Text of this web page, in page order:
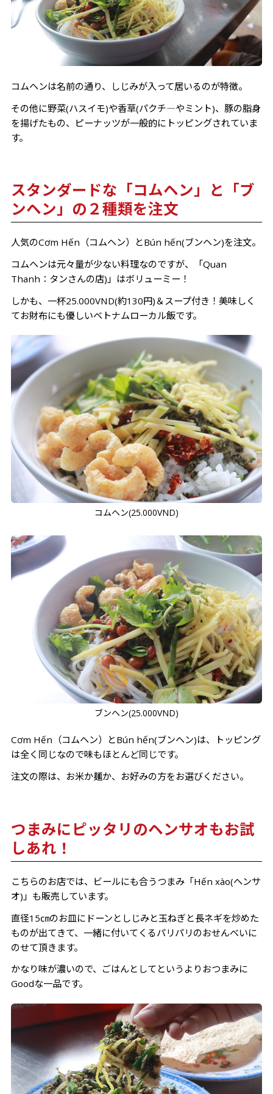
コムヘンは名前の通り、しじみが入って居いるのが特徴。
その他に野菜(ハスイモ)や香草(パクチ―やミント)、豚の脂身
を揚げたもの、ピーナッツが一般的にトッピングされていま
す。
スタンダードな「コムヘン」と「ブ
ンヘン」の２種類を注文
人気のCơm Hến （コムヘン）とBún hến(ブンヘン)を注文。
コムヘンは元々量が少ない料理なのですが、「Quan
Thanh：タンさんの店)」はボリューミー！
しかも、一杯25.000VND(約130円)＆スープ付き！美味しく
てお財布にも優しいベトナムローカル飯です。
コムヘン(25.000VND)
ブンヘン(25.000VND)
Cơm Hến （コムヘン）とBún hến(ブンヘン)は、トッピング
は全く同じなので味もほとんど同じです。
注文の際は、お米か麺か、お好みの方をお選びください。
つまみにピッタリのヘンサオもお試
しあれ！
こちらのお店では、ビールにも合うつまみ「Hến xào(ヘンサ
オ)」も販売しています。
直径15㎝のお皿にドーンとしじみと玉ねぎと長ネギを炒めた
ものが出てきて、一緒に付いてくるパリパリのおせんべいに
のせて頂きます。
かなり味が濃いので、ごはんとしてというよりおつまみに
Goodな一品です。